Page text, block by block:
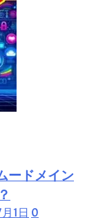
ードメイン
1日 0